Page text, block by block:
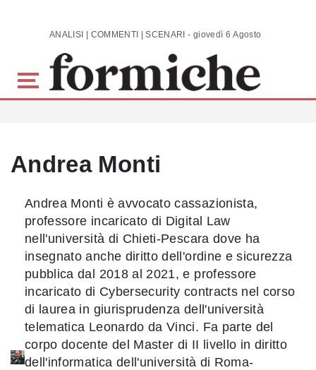
Skip to main content ANALISI | COMMENTI | SCENARI - giovedì 6 Agosto 2026
Andrea Monti
Andrea Monti è avvocato cassazionista,
professore incaricato di Digital Law
nell'università di Chieti-Pescara dove ha
insegnato anche diritto dell'ordine e sicurezza
pubblica dal 2018 al 2021, e professore
incaricato di Cybersecurity contracts nel corso
di laurea in giurisprudenza dell'università
telematica Leonardo da Vinci. Fa parte del
corpo docente del Master di II livello in diritto
dell'informatica dell'università di Roma-